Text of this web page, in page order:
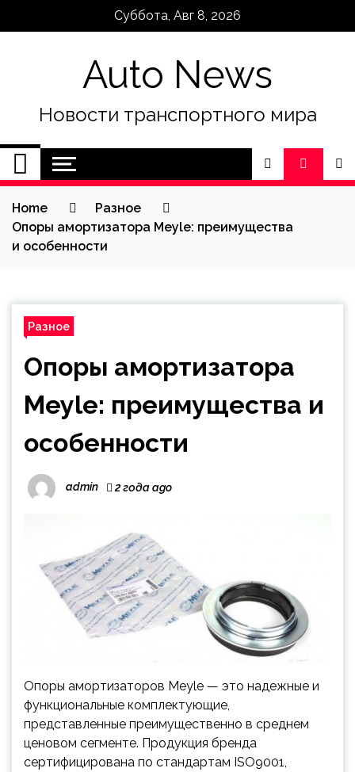
Суббота, Авг 8, 2026
Auto News
Новости транспортного мира
Home
Разное
Опоры амортизатора Meyle: преимущества
и особенности
Разное
Опоры амортизатора
Meyle: преимущества и
особенности
admin 2 года ago
Опоры амортизаторов Meyle — это надежные и
функциональные комплектующие,
представленные преимущественно в среднем
ценовом сегменте. Продукция бренда
сертифицирована по стандартам ISO9001,